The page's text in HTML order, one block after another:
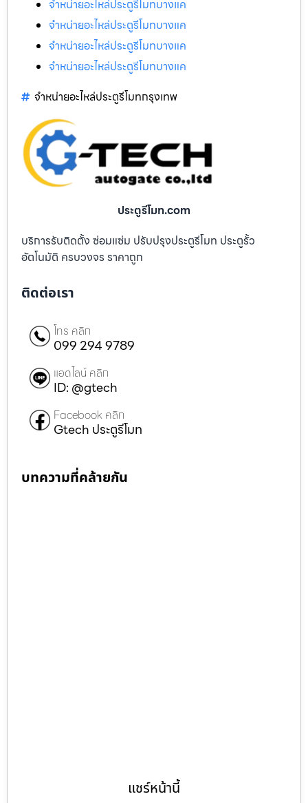
จำหน่ายอะไหล่ประตูรีโมทบางแค
จำหน่ายอะไหล่ประตูรีโมทบางแค
จำหน่ายอะไหล่ประตูรีโมทบางแค
จำหน่ายอะไหล่ประตูรีโมทบางแค
จำหน่ายอะไหล่ประตูรีโมทกรุงเทพ
ประตูรีโมท.com
บริการรับติดตั้ง ซ่อมแซ่ม ปรับปรุงประตูรีโมท ประตูรั้ว
อัตโนมัติ ครบวงจร ราคาถูก
ติดต่อเรา
โทร คลิก
099 294 9789
แอดไลน์ คลิก
ID: @gtech
Facebook คลิก
Gtech ประตูรีโมท
บทความที่คล้ายกัน
แชร์หน้านี้